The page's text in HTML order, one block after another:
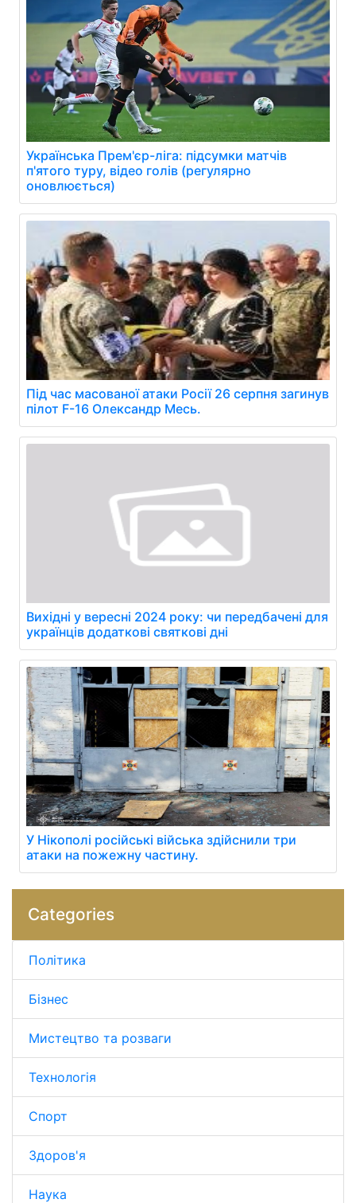
Українська Прем'єр-ліга: підсумки матчів
п'ятого туру, відео голів (регулярно
оновлюється)
Під час масованої атаки Росії 26 серпня загинув
пілот F-16 Олександр Месь.
Вихідні у вересні 2024 року: чи передбачені для
українців додаткові святкові дні
У Нікополі російські війська здійснили три
атаки на пожежну частину.
Categories
Політика
Бізнес
Мистецтво та розваги
Технологія
Спорт
Здоров'я
Наука